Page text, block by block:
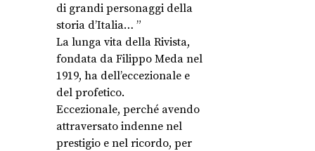
di grandi personaggi della
storia d’Italia… ”
La lunga vita della Rivista,
fondata da Filippo Meda nel
1919, ha dell’eccezionale e
del profetico.
Eccezionale, perché avendo
attraversato indenne nel
prestigio e nel ricordo, per